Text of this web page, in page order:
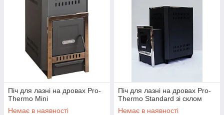
Піч для лазні на дровах Pro-
Thermo Mini
Немає в наявності
Піч для лазні на дровах Pro-
Thermo Standard зі склом
Немає в наявності